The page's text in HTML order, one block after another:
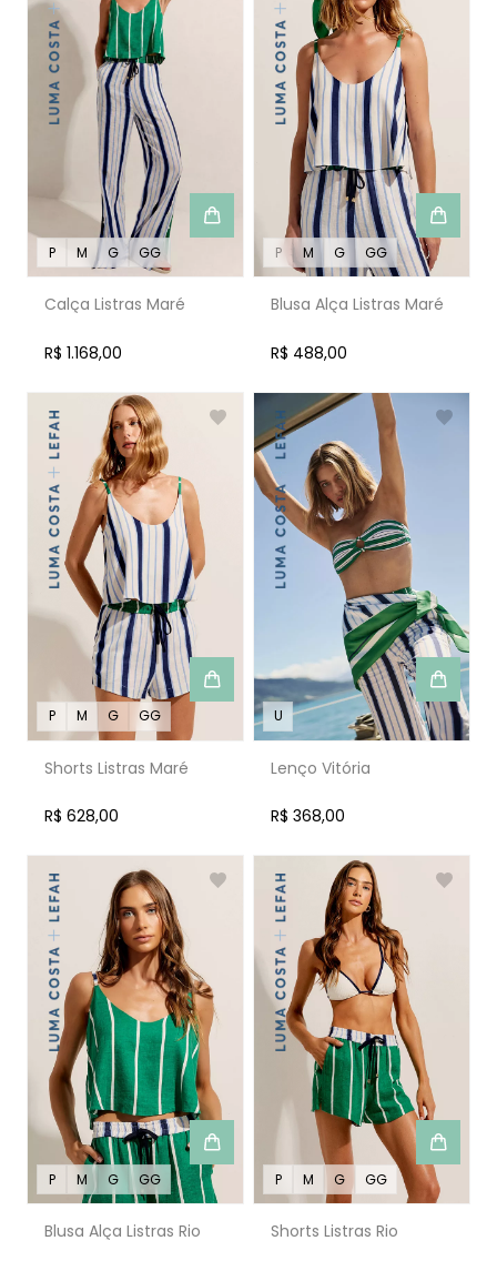
P M G GG
Calça Listras Maré
R$ 1.168,00
P M G GG
Blusa Alça Listras Maré
R$ 488,00
P M G GG
Shorts Listras Maré
R$ 628,00
U
Lenço Vitória
R$ 368,00
P M G GG
Blusa Alça Listras Rio
P M G GG
Shorts Listras Rio